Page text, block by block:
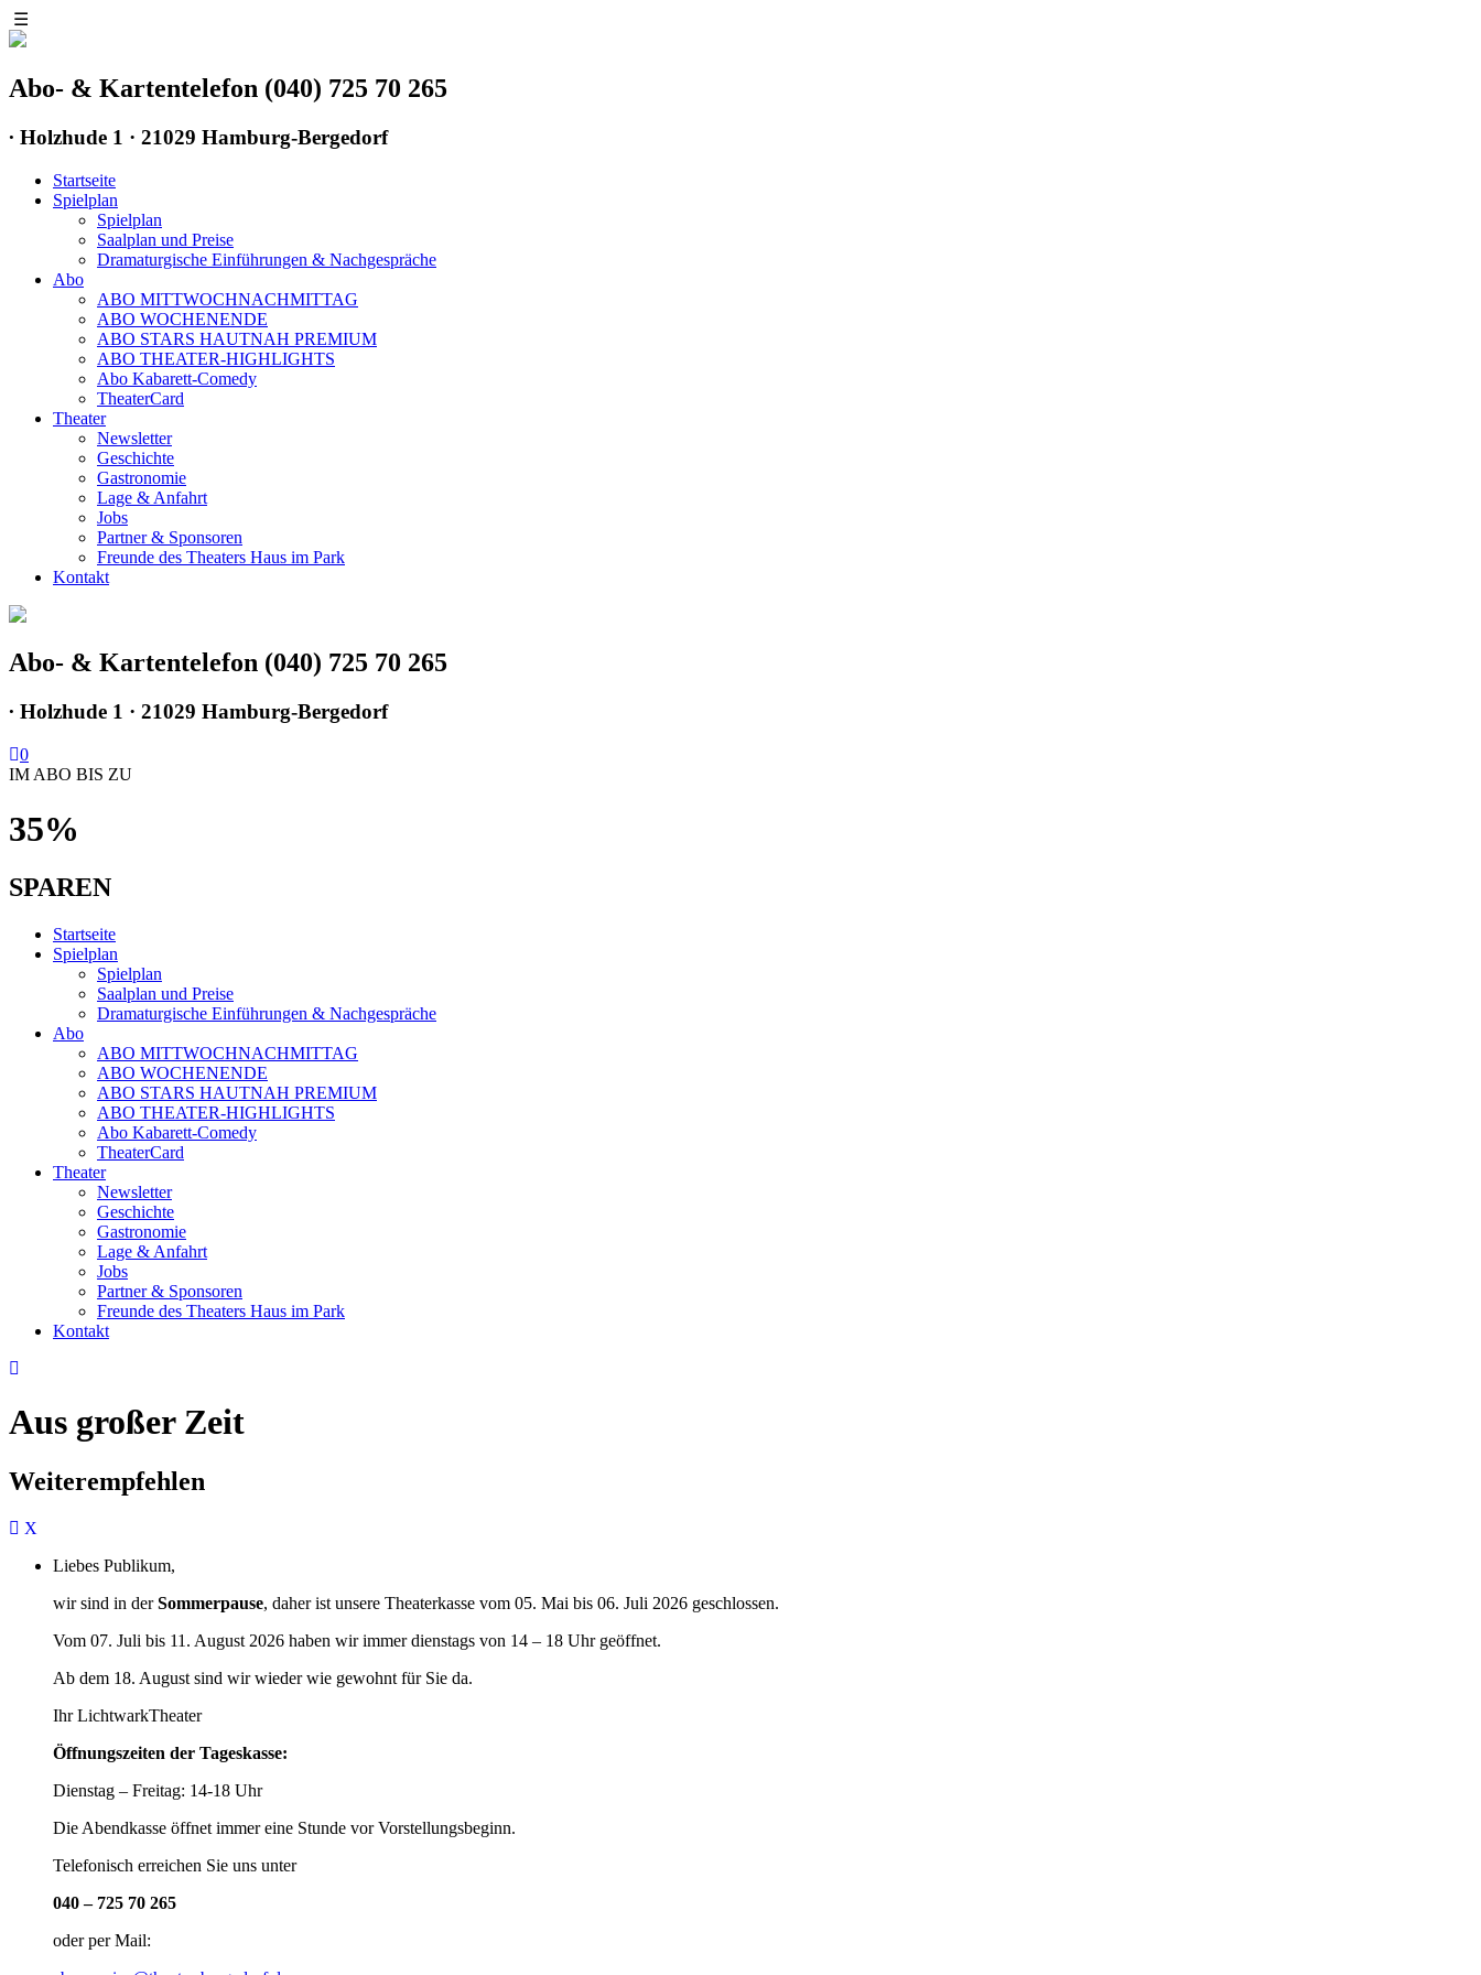
☰
Abo- & Kartentelefon (040) 725 70 265
∙ Holzhude 1 · 21029 Hamburg-Bergedorf
Startseite
Spielplan
Spielplan
Saalplan und Preise
Dramaturgische Einführungen & Nachgespräche
Abo
ABO MITTWOCHNACHMITTAG
ABO WOCHENENDE
ABO STARS HAUTNAH PREMIUM
ABO THEATER-HIGHLIGHTS
Abo Kabarett-Comedy
TheaterCard
Theater
Newsletter
Geschichte
Gastronomie
Lage & Anfahrt
Jobs
Partner & Sponsoren
Freunde des Theaters Haus im Park
Kontakt
Abo- & Kartentelefon (040) 725 70 265
∙ Holzhude 1 · 21029 Hamburg-Bergedorf
0
IM ABO BIS ZU
35%
SPAREN
Startseite
Spielplan
Spielplan
Saalplan und Preise
Dramaturgische Einführungen & Nachgespräche
Abo
ABO MITTWOCHNACHMITTAG
ABO WOCHENENDE
ABO STARS HAUTNAH PREMIUM
ABO THEATER-HIGHLIGHTS
Abo Kabarett-Comedy
TheaterCard
Theater
Newsletter
Geschichte
Gastronomie
Lage & Anfahrt
Jobs
Partner & Sponsoren
Freunde des Theaters Haus im Park
Kontakt
Aus großer Zeit
Weiterempfehlen
Liebes Publikum,
wir sind in derSommerpause, daher ist unsere Theaterkasse vom 05. Mai bis 06. Juli 2026 geschlossen.
Vom 07. Juli bis 11. August 2026 haben wir immer dienstags von 14 – 18 Uhr geöffnet.
Ab dem 18. August sind wir wieder wie gewohnt für Sie da.
Ihr LichtwarkTheater
Öffnungszeiten der Tageskasse:
Dienstag – Freitag: 14-18 Uhr
Die Abendkasse öffnet immer eine Stunde vor Vorstellungsbeginn.
Telefonisch erreichen Sie uns unter
040 – 725 70 265
oder per Mail: